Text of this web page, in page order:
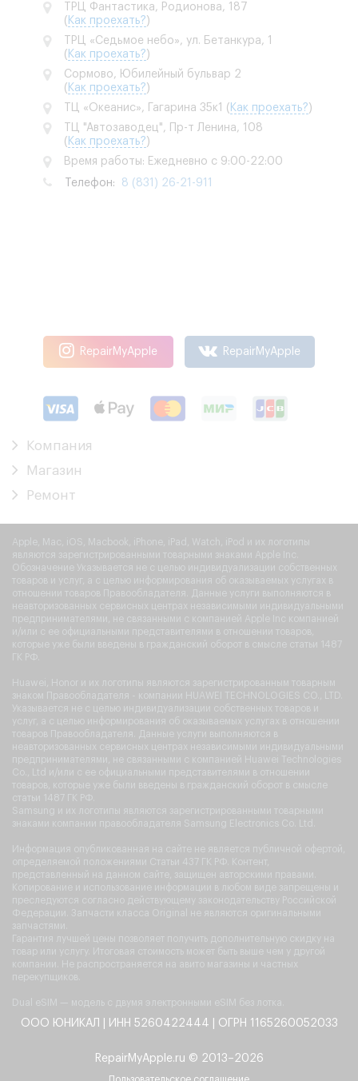
ТРЦ Фантастика, Родионова, 187
( Как проехать?)
ТРЦ «Седьмое небо», ул. Бетанкура, 1
( Как проехать?)
Сормово, Юбилейный бульвар 2
( Как проехать?)
ТЦ «Океанис», Гагарина 35к1 ( Как проехать?)
ТЦ "Автозаводец", Пр-т Ленина, 108
( Как проехать?)
Время работы: Ежедневно с 9:00-22:00
Телефон: 8 (831) 26-21-911
RepairMyApple RepairMyApple
Компания
Магазин
Ремонт
Apple, Mac, iOS, Macbook, iPhone, iPad, Watch, iPod и их логотипы
являются зарегистрированными товарными знаками Apple Inc.
Обозначение Указывается не с целью индивидуализации собственных
товаров и услуг, а с целью информирования об оказываемых услугах в
отношении товаров Правообладателя. Данные услуги выполняются в
неавторизованных сервисных центрах независимыми индивидуальными
предпринимателями, не связанными с компанией Apple Inc компанией
и/или с ее официальными представителями в отношении товаров,
которые уже были введены в гражданский оборот в смысле статьи 1487
ГК РФ.
Huawei, Honor и их логотипы являются зарегистрированным товарным
знаком Правообладателя - компании HUAWEI TECHNOLOGIES CO., LTD.
Указывается не с целью индивидуализации собственных товаров и
услуг, а с целью информирования об оказываемых услугах в отношении
товаров Правообладателя. Данные услуги выполняются в
неавторизованных сервисных центрах независимыми индивидуальными
предпринимателями, не связанными с компанией Huawei Technologies
Co., Ltd и/или с ее официальными представителями в отношении
товаров, которые уже были введены в гражданский оборот в смысле
статьи 1487 ГК РФ.
Samsung и их логотипы являются зарегистрированными товарными
знаками компании правообладателя Samsung Electronics Co. Ltd.
Информация опубликованная на сайте не является публичной офертой,
определяемой положениями Статьи 437 ГК РФ. Контент,
представленный на данном сайте, защищен авторскими правами.
Копирование и использование информации в любом виде запрещены и
преследуются согласно действующему законодательству Российской
Федерации. Запчасти класса Original не являются оригинальными
запчастями.
Гарантия лучшей цены позволяет получить дополнительную скидку на
товар или услугу. Итоговая стоимость может быть выше чем у другой
компании. Не распространяется на авито магазины и частных
перекупщиков.
Dual eSIM — модель с двумя электронными eSIM без лотка.
ООО ЮНИКАЛ | ИНН 5260422444 | ОГРН 1165260052033
RepairMyApple.ru © 2013–2026